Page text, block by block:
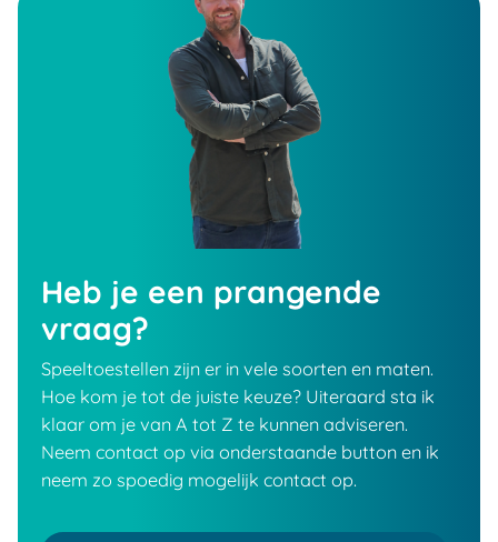
Heb je een prangende
vraag?
Speeltoestellen zijn er in vele soorten en maten.
Hoe kom je tot de juiste keuze? Uiteraard sta ik
klaar om je van A tot Z te kunnen adviseren.
Neem contact op via onderstaande button en ik
neem zo spoedig mogelijk contact op.